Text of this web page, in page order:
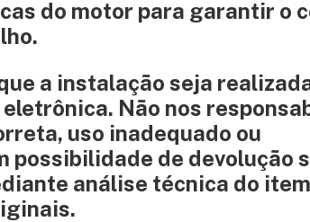
do motor para garantir o
a instalação seja
Não nos
uso inadequado ou
de devolução
análise técnica do